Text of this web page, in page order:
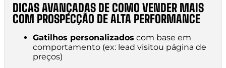
DICAS AVANÇADAS DE COMO VENDER MAIS
COM PROSPECÇÃO DE ALTA PERFORMANCE
Gatilhos personalizados com base em
comportamento (ex: lead visitou página de
preços)